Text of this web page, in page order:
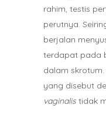
rahim, testis
perutnya.
berjalan
terdapat pada
dalam
yang disebut
vaginalis tidak